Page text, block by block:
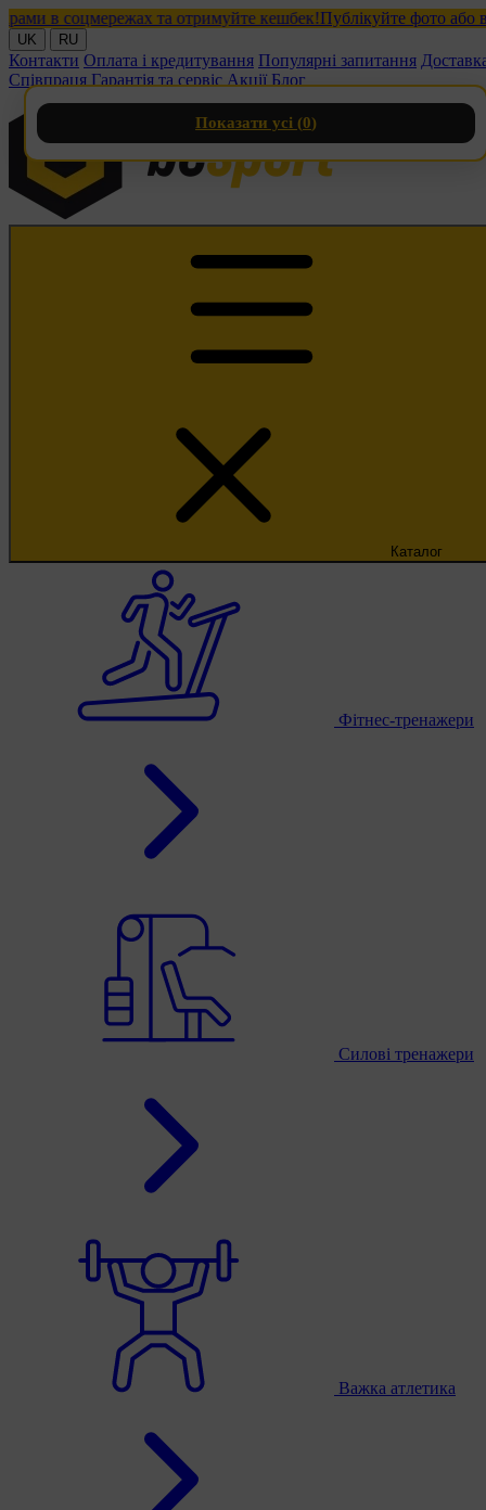
в соцмережах та отримуйте кешбек!Публікуйте фото або
UK RU
Контакти Оплата і кредитування Популярні запитання
Співпраця Гарантія та сервіс Акції Блог
Каталог
Фітнес-тренажери
Силові тренажери
Важка атлетика
Показати усі (0)